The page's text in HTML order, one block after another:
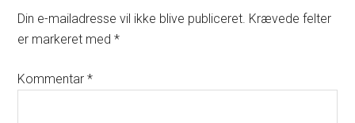
Din e-mailadresse vil ikke blive publiceret. Krævede felter
er markeret med*
Kommentar*